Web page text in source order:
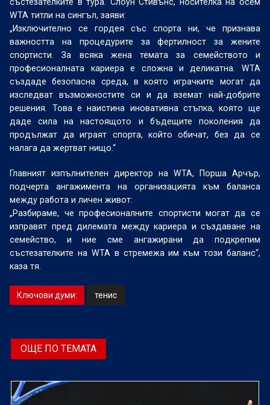
WTA титли на сингъл, заяви:
„Изключително се гордея със спорта ни, че признава
важността на процедурите за фертилност за жените
спортисти. За всяка жена темата за семейството и
професионалната кариера е сложна и деликатна. WTA
създаде безопасна среда, в която играчките могат да
изследват възможностите си и да вземат най-добрите
решения. Това е наистина иновативна стъпка, която ще
даде сила на настоящото и бъдещите поколения да
продължат да играят спорта, който обичат, без да се
налага да жертват нищо.“
Главният изпълнителен директор на WTA, Порша Арчър,
подчерта ангажимента на организацията към баланса
между работа и личен живот:
„Разбираме, че професионалните спортисти могат да се
изправят пред дилемата между кариера и създаване на
семейство, и ние сме ангажирани да подкрепим
състезателките на WTA в стремежа им към този баланс“,
каза тя.
Ключови думи: тенис
ОЩЕ ПО ТЕМАТА